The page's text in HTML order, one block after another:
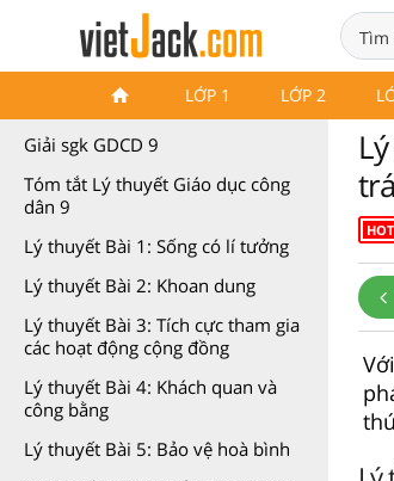
LỚP 1 LỚP 2
Lý thuyết GDCD 9 Kết nối tri
Giải sgk GDCD 9
Tóm tắt Lý thuyết Giáo dục công
dân 9
Lý thuyết Bài 1: Sống có lí tưởng
Lý thuyết Bài 2: Khoan dung
Lý thuyết Bài 3: Tích cực tham gia
các hoạt động cộng đồng
Lý thuyết Bài 4: Khách quan và
công bằng
Lý thuyết Bài 5: Bảo vệ hoà bình
HOT